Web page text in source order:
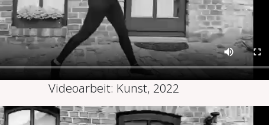
Videoarbeit: Kunst, 2022